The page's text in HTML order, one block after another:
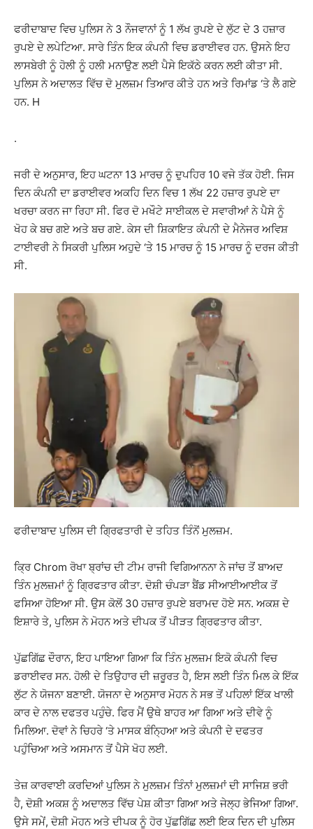
ਫਰੀਦਾਬਾਦ ਵਿਚ ਪੁਲਿਸ ਨੇ 3 ਨੌਜਵਾਨਾਂ ਨੂੰ 1 ਲੱਖ ਰੁਪਏ ਦੇ ਲੁੱਟ ਦੇ 3 ਹਜ਼ਾਰ
ਰੁਪਏ ਦੇ ਲਪੇਟਿਆ. ਸਾਰੇ ਤਿੰਨ ਇਕ ਕੰਪਨੀ ਵਿਚ ਡਰਾਈਵਰ ਹਨ. ਉਸਨੇ ਇਹ
ਲਾਸਬੇਰੀ ਨੂੰ ਹੋਲੀ ਨੂੰ ਹਲੀ ਮਨਾਉਣ ਲਈ ਪੈਸੇ ਇਕੱਠੇ ਕਰਨ ਲਈ ਕੀਤਾ ਸੀ.
ਪੁਲਿਸ ਨੇ ਅਦਾਲਤ ਵਿੱਚ ਦੋ ਮੁਲਜ਼ਮ ਤਿਆਰ ਕੀਤੇ ਹਨ ਅਤੇ ਰਿਮਾਂਡ ‘ਤੇ ਲੈ ਗਏ
ਹਨ. H
.
ਜਰੀ ਦੇ ਅਨੁਸਾਰ, ਇਹ ਘਟਨਾ 13 ਮਾਰਚ ਨੂੰ ਦੁਪਹਿਰ 10 ਵਜੇ ਤੱਕ ਹੋਈ. ਜਿਸ
ਦਿਨ ਕੰਪਨੀ ਦਾ ਡਰਾਈਵਰ ਅਕਹਿ ਦਿਨ ਵਿਚ 1 ਲੱਖ 22 ਹਜ਼ਾਰ ਰੁਪਏ ਦਾ
ਖਰਚਾ ਕਰਨ ਜਾ ਰਿਹਾ ਸੀ. ਫਿਰ ਦੋ ਮਖੌਟੇ ਸਾਈਕਲ ਦੇ ਸਵਾਰੀਆਂ ਨੇ ਪੈਸੇ ਨੂੰ
ਖੋਹ ਕੇ ਬਚ ਗਏ ਅਤੇ ਬਚ ਗਏ. ਕੇਸ ਦੀ ਸ਼ਿਕਾਇਤ ਕੰਪਨੀ ਦੇ ਮੈਨੇਜਰ ਅਵਿਸ਼
ਟਾਈਵਰੀ ਨੇ ਸਿਕਰੀ ਪੁਲਿਸ ਅਹੁਦੇ ‘ਤੇ 15 ਮਾਰਚ ਨੂੰ 15 ਮਾਰਚ ਨੂੰ ਦਰਜ ਕੀਤੀ
ਸੀ.
ਫਰੀਦਾਬਾਦ ਪੁਲਿਸ ਦੀ ਗ੍ਰਿਫਤਾਰੀ ਦੇ ਤਹਿਤ ਤਿੰਨੋਂ ਮੁਲਜ਼ਮ.
ਕ੍ਰਿ Chrom ਰੋਖਾ ਬ੍ਰਾਂਚ ਦੀ ਟੀਮ ਰਾਜੀ ਵਿਗਿਆਨਨਾ ਨੇ ਜਾਂਚ ਤੋਂ ਬਾਅਦ
ਤਿੰਨ ਮੁਲਜ਼ਮਾਂ ਨੂੰ ਗ੍ਰਿਫਤਾਰ ਕੀਤਾ. ਦੋਸ਼ੀ ਚੰਪੜਾ ਬੈਂਡ ਸੀਆਈਆਈਕ ਤੋਂ
ਫਸਿਆ ਹੋਇਆ ਸੀ. ਉਸ ਕੋਲੋਂ 30 ਹਜ਼ਾਰ ਰੁਪਏ ਬਰਾਮਦ ਹੋਏ ਸਨ. ਅਕਸ਼ ਦੇ
ਇਸ਼ਾਰੇ ਤੇ, ਪੁਲਿਸ ਨੇ ਮੋਹਨ ਅਤੇ ਦੀਪਕ ਤੋਂ ਪੀੜਤ ਗ੍ਰਿਫਤਾਰ ਕੀਤਾ.
ਪੁੱਛਗਿੱਛ ਦੌਰਾਨ, ਇਹ ਪਾਇਆ ਗਿਆ ਕਿ ਤਿੰਨ ਮੁਲਜ਼ਮ ਇਕੋ ਕੰਪਨੀ ਵਿਚ
ਡਰਾਈਵਰ ਸਨ. ਹੋਲੀ ਦੇ ਤਿਉਹਾਰ ਦੀ ਜ਼ਰੂਰਤ ਹੈ, ਇਸ ਲਈ ਤਿੰਨ ਮਿਲ ਕੇ ਇੱਕ
ਲੁੱਟ ਨੇ ਯੋਜਨਾ ਬਣਾਈ. ਯੋਜਨਾ ਦੇ ਅਨੁਸਾਰ ਮੋਹਨ ਨੇ ਸਭ ਤੋਂ ਪਹਿਲਾਂ ਇੱਕ ਖਾਲੀ
ਕਾਰ ਦੇ ਨਾਲ ਦਫਤਰ ਪਹੁੰਚੇ. ਫਿਰ ਮੈਂ ਉਥੇ ਬਾਹਰ ਆ ਗਿਆ ਅਤੇ ਦੀਵੇ ਨੂੰ
ਮਿਲਿਆ. ਦੋਵਾਂ ਨੇ ਚਿਹਰੇ ‘ਤੇ ਮਾਸਕ ਬੰਨ੍ਹਿਆ ਅਤੇ ਕੰਪਨੀ ਦੇ ਦਫਤਰ
ਪਹੁੰਚਿਆ ਅਤੇ ਅਸਮਾਨ ਤੋਂ ਪੈਸੇ ਖੋਹ ਲਈ.
ਤੇਜ਼ ਕਾਰਵਾਈ ਕਰਦਿਆਂ ਪੁਲਿਸ ਨੇ ਮੁਲਜ਼ਮ ਤਿੰਨਾਂ ਮੁਲਜ਼ਮਾਂ ਦੀ ਸਾਜਿਸ਼ ਭਰੀ
ਹੈ, ਦੋਸ਼ੀ ਅਕਸ਼ ਨੂੰ ਅਦਾਲਤ ਵਿੱਚ ਪੇਸ਼ ਕੀਤਾ ਗਿਆ ਅਤੇ ਜੇਲ੍ਹ ਭੇਜਿਆ ਗਿਆ.
ਉਸੇ ਸਮੇਂ, ਦੋਸ਼ੀ ਮੋਹਨ ਅਤੇ ਦੀਪਕ ਨੂੰ ਹੋਰ ਪੁੱਛਗਿੱਛ ਲਈ ਇਕ ਦਿਨ ਦੀ ਪੁਲਿਸ